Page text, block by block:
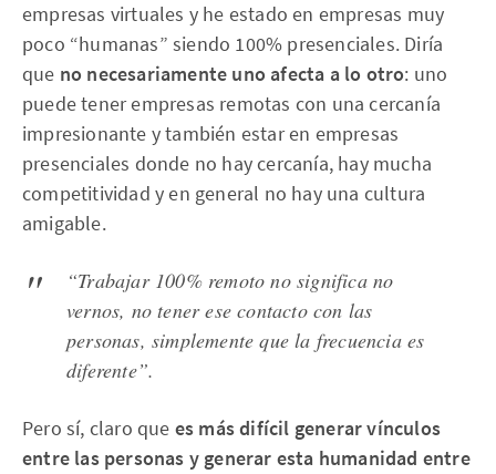
empresas virtuales y he estado en empresas muy
poco “humanas” siendo 100% presenciales. Diría
que no necesariamente uno afecta a lo otro: uno
puede tener empresas remotas con una cercanía
impresionante y también estar en empresas
presenciales donde no hay cercanía, hay mucha
competitividad y en general no hay una cultura
amigable.
“Trabajar 100% remoto no significa no
vernos, no tener ese contacto con las
personas, simplemente que la frecuencia es
diferente”.
Pero sí, claro que es más difícil generar vínculos
entre las personas y generar esta humanidad entre